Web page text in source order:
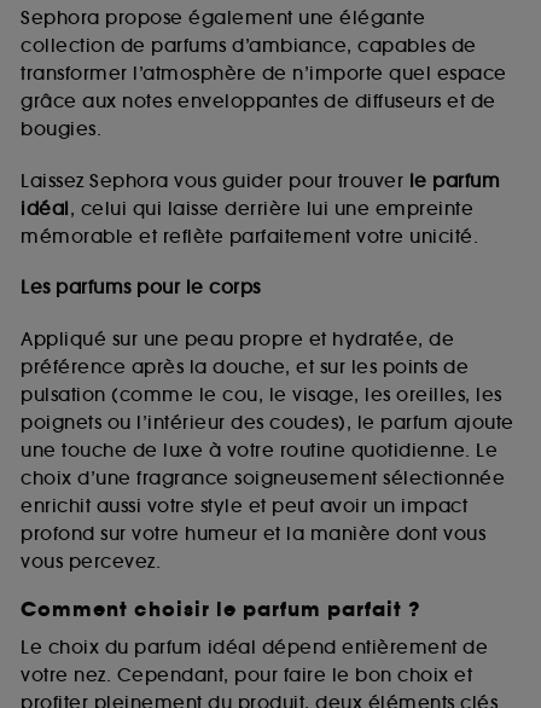
Sephora propose également une élégante
collection de parfums d’ambiance, capables de
transformer l’atmosphère de n’importe quel espace
grâce aux notes enveloppantes de diffuseurs et de
bougies.
Laissez Sephora vous guider pour trouver le parfum
idéal, celui qui laisse derrière lui une empreinte
mémorable et reflète parfaitement votre unicité.
Les parfums pour le corps
Appliqué sur une peau propre et hydratée, de
préférence après la douche, et sur les points de
pulsation (comme le cou, le visage, les oreilles, les
poignets ou l’intérieur des coudes), le parfum ajoute
une touche de luxe à votre routine quotidienne. Le
choix d’une fragrance soigneusement sélectionnée
enrichit aussi votre style et peut avoir un impact
profond sur votre humeur et la manière dont vous
vous percevez.
Comment choisir le parfum parfait ?
Le choix du parfum idéal dépend entièrement de
votre nez. Cependant, pour faire le bon choix et
profiter pleinement du produit, deux éléments clés
de vous plaire via des publicités, y compris sur des
sites tiers et sur les réseaux sociaux, sur la base
des pages que vous avez consultées, de votre
navigation, et de l'historique de vos interactions.
d’en améliorer la performance.
Cookies de sécurisation des paiements en ligne :
fraudes aux moyens de paiement et les
usurpations d’identité.
Cookies fonctionnels :il s’agit de cookies
permettant l’affichage et/ou la fourniture de
certaines fonctionnalités du site, tel que les
cookies d’authentification qui sont utilisés afin de
vous faire bénéficier de l’authentification
prolongée vous permettant d’accéder à votre
compte lors de votre prochaine visite sur le site
sans saisir à nouveau votre identifiant et mot de
passe.
A l'exception des cookies techniques, le dépôt et la
lecture de ces traceurs requiert votre accord. Vous
pouvez personnaliser vos choix concernant le dépôt
de ces cookies grâce au bouton "personnaliser mes